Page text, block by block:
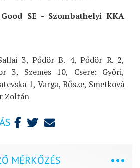
SE - Szombathelyi KKA
3, Pődör B. 4, Pődör R. 2,
3, Szemes 10, Csere: Győri,
1, Varga, Bősze, Smetková
Zoltán
MÉRKŐZÉS